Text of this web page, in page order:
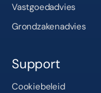
Vastgoedadvies
Grondzakenadvies
Support
Cookiebeleid